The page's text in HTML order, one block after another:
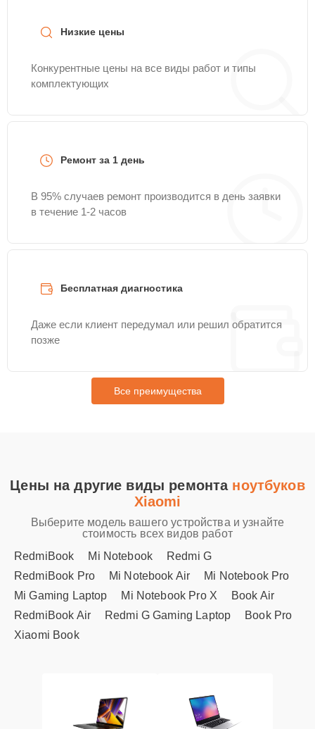
Низкие цены
Конкурентные цены на все виды работ и типы
комплектующих
Ремонт за 1 день
В 95% случаев ремонт производится в день заявки
в течение 1-2 часов
Бесплатная диагностика
Даже если клиент передумал или решил обратится
позже
Все преимущества
Цены на другие виды ремонта ноутбуков
Xiaomi
Выберите модель вашего устройства и узнайте
стоимость всех видов работ
RedmiBook
Mi Notebook
Redmi G
RedmiBook Pro
Mi Notebook Air
Mi Notebook Pro
Mi Gaming Laptop
Mi Notebook Pro X
Book Air
RedmiBook Air
Redmi G Gaming Laptop
Book Pro
Xiaomi Book